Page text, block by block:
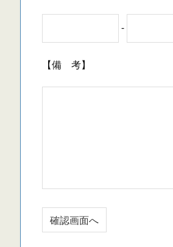
-
【備 考】